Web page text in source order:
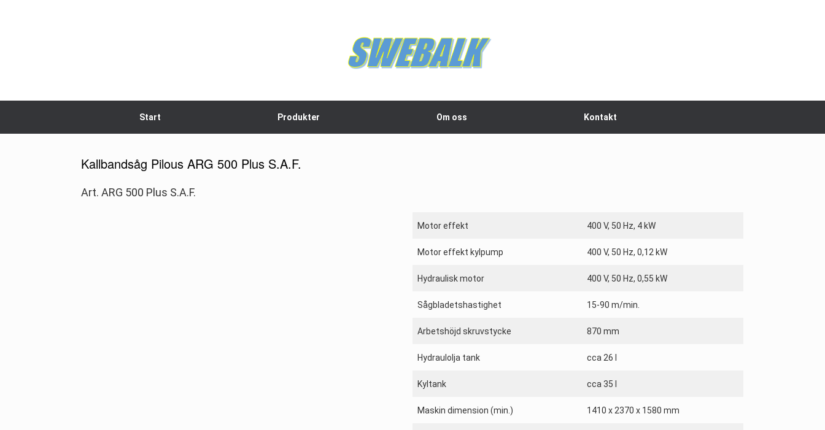
Start Produkter Om oss Kontakt
Kallbandsåg Pilous ARG 500 Plus S.A.F.
Art. ARG 500 Plus S.A.F.
Motor effekt 400 V, 50 Hz, 4 kW
Motor effekt kylpump 400 V, 50 Hz, 0,12 kW
Hydraulisk motor 400 V, 50 Hz, 0,55 kW
Sågbladetshastighet 15-90 m/min.
Arbetshöjd skruvstycke 870 mm
Hydraulolja tank cca 26 l
Kyltank cca 35 l
Maskin dimension (min.) 1410 x 2370 x 1580 mm